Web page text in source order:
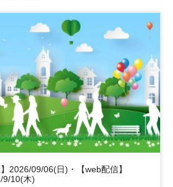
2026/09/06(日)・【web配信】
9/10(木)